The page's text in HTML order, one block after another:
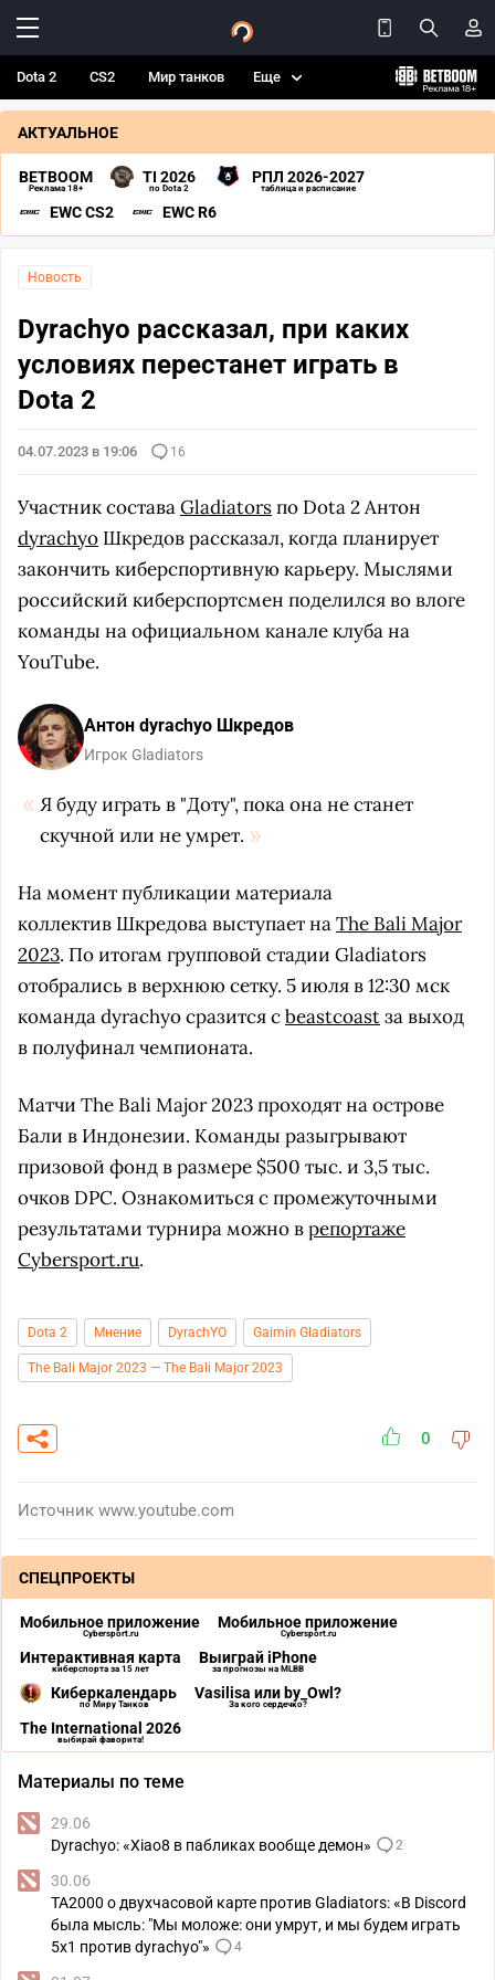
Dota 2 CS2 Мир танков Еще
АКТУАЛЬНОЕ
BETBOOM
Реклама 18+
TI 2026
по Dota 2
РПЛ 2026-2027
таблица и расписание
EWC CS2 EWC R6
Новость
Dyrachyo рассказал, при каких
условиях перестанет играть в
Dota 2
04.07.2023 в 19:06 16
Участник составаGladiatorsпо Dota 2 Антон
dyrachyo Шкредов рассказал, когда планирует
закончить киберспортивную карьеру. Мыслями
российский киберспортсмен поделился во влоге
команды на официальном канале клуба на
YouTube.
Антон dyrachyo Шкредов
Игрок Gladiators
Я буду играть в "Доту", пока она не станет
скучной или не умрет.
На момент публикации материала
коллектив Шкредова выступает наThe Bali Major
2023. По итогам групповой стадии Gladiators
отобрались в верхнюю сетку. 5 июля в 12:30 мск
команда dyrachyo сразится сbeastcoastза выход
в полуфинал чемпионата.
Матчи The Bali Major 2023 проходят на острове
Бали в Индонезии. Команды разыгрывают
призовой фонд в размере $500 тыс. и 3,5 тыс.
очков DPC. Ознакомиться с промежуточными
результатами турнира можно врепортаже
Cybersport.ru.
Dota 2 Мнение DyrachYO Gaimin Gladiators
The Bali Major 2023 — The Bali Major 2023
0
Источник www.youtube.com
СПЕЦПРОЕКТЫ
Мобильное приложение
Cybersport.ru
Мобильное приложение
Cybersport.ru
Интерактивная карта
киберспорта за 15 лет
Выиграй iPhone
за прогнозы на MLBB
Киберкалендарь
по Миру Танков
Vasilisa или by_Owl?
За кого сердечко?
The International 2026
выбирай фаворита!
Материалы по теме
29.06
Dyrachyo: «Xiao8 в пабликах вообще демон»
2
30.06
TA2000 о двухчасовой карте против Gladiators: «В Discord
была мысль: "Мы моложе: они умрут, и мы будем играть
5х1 против dyrachyo"»
4